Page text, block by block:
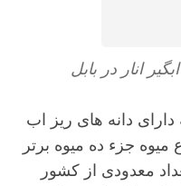
انار در بابل
دارای دانه های ریز اب
جزء ده میوه برتر
معدودی از کشور